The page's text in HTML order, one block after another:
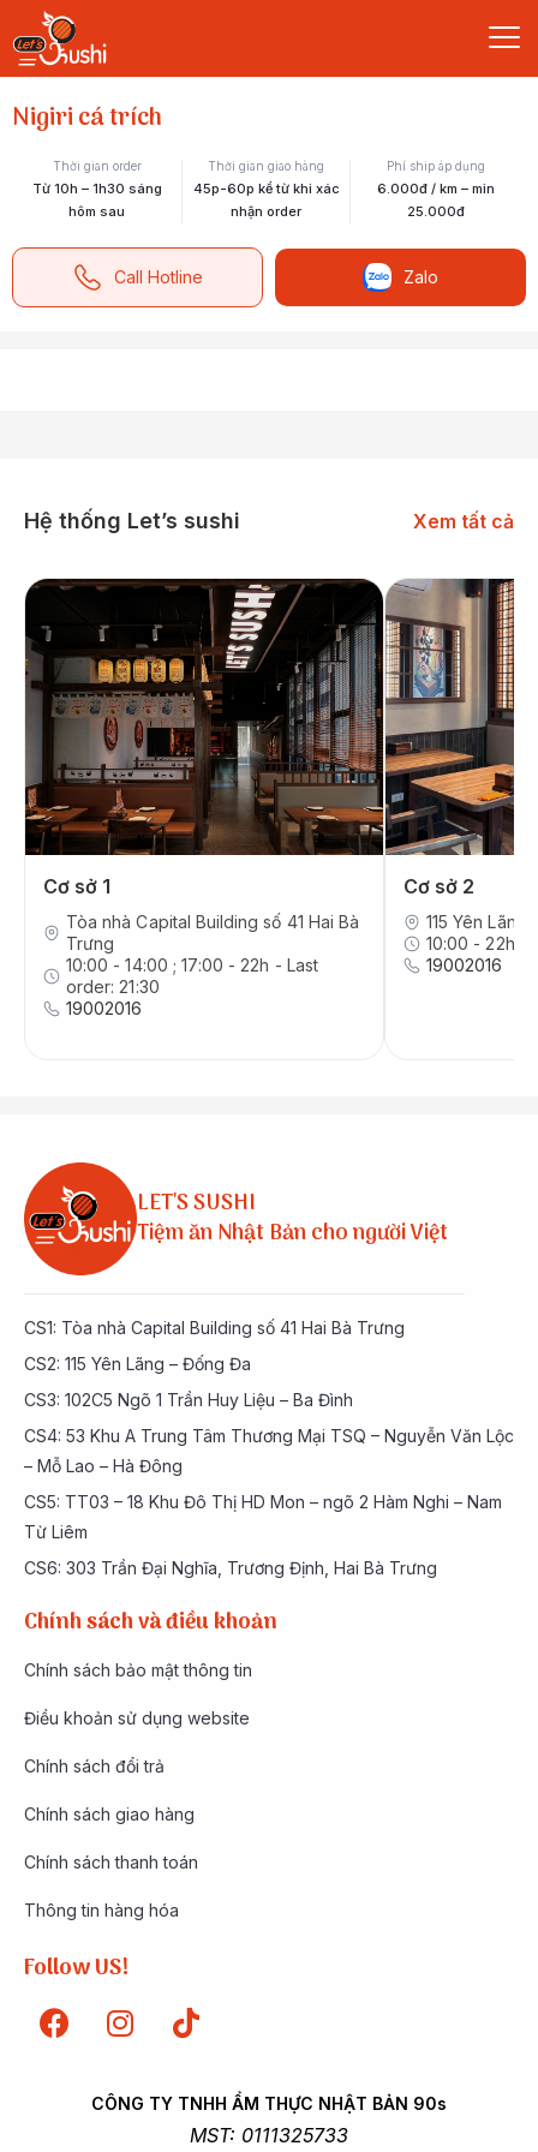
Nigiri cá trích
Thời gian order
Từ 10h – 1h30 sáng
hôm sau
Thời gian giao hàng
45p-60p kể từ khi xác
nhận order
Phí ship áp dụng
6.000đ / km – min
25.000đ
Call Hotline Zalo
Hệ thống Let’s sushi Xem tất cả
Cơ sở 1
Tòa nhà Capital Building số 41 Hai Bà
Trưng
10:00 - 14:00 ; 17:00 - 22h - Last
order: 21:30
19002016
Cơ sở 2
115 Yên
10:00 - 22h -
19002016
LET'S SUSHI
Tiệm ăn Nhật Bản cho người Việt
CS1: Tòa nhà Capital Building số 41 Hai Bà Trưng
CS2: 115 Yên Lãng – Đống Đa
CS3: 102C5 Ngõ 1 Trần Huy Liệu – Ba Đình
CS4: 53 Khu A Trung Tâm Thương Mại TSQ – Nguyễn Văn Lộc
– Mỗ Lao – Hà Đông
CS5: TT03 – 18 Khu Đô Thị HD Mon – ngõ 2 Hàm Nghi – Nam
Từ Liêm
CS6: 303 Trần Đại Nghĩa, Trương Định, Hai Bà Trưng
Chính sách và điều khoản
Chính sách bảo mật thông tin
Điều khoản sử dụng website
Chính sách đổi trả
Chính sách giao hàng
Chính sách thanh toán
Thông tin hàng hóa
Follow US!
CÔNG TY TNHH ẨM THỰC NHẬT BẢN 90s
MST: 0111325733